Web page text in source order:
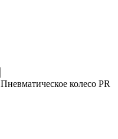
Пневматическое колесо PR